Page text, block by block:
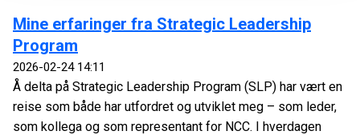
Mine erfaringer fra Strategic Leadership
Program
2026-02-24 14:11
Å delta på Strategic Leadership Program (SLP) har vært en
reise som både har utfordret og utviklet meg – som leder,
som kollega og som representant for NCC. I hverdagen